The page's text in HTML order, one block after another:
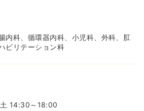
内科、循環器内科、小児科、外科、肛
ビリテーション科
14:30～18:00